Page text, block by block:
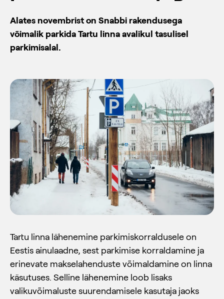
Alates novembrist on Snabbi rakendusega
võimalik parkida Tartu linna avalikul tasulisel
parkimisalal.
Tartu linna lähenemine parkimiskorraldusele on
Eestis ainulaadne, sest parkimise korraldamine ja
erinevate makselahenduste võimaldamine on linna
käsutuses. Selline lähenemine loob lisaks
valikuvõimaluste suurendamisele kasutaja jaoks